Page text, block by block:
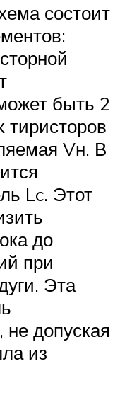
состоит
быть 2
тиристоров
Vн. В
Lc. Этот
до
при
Эта
не допуская
из